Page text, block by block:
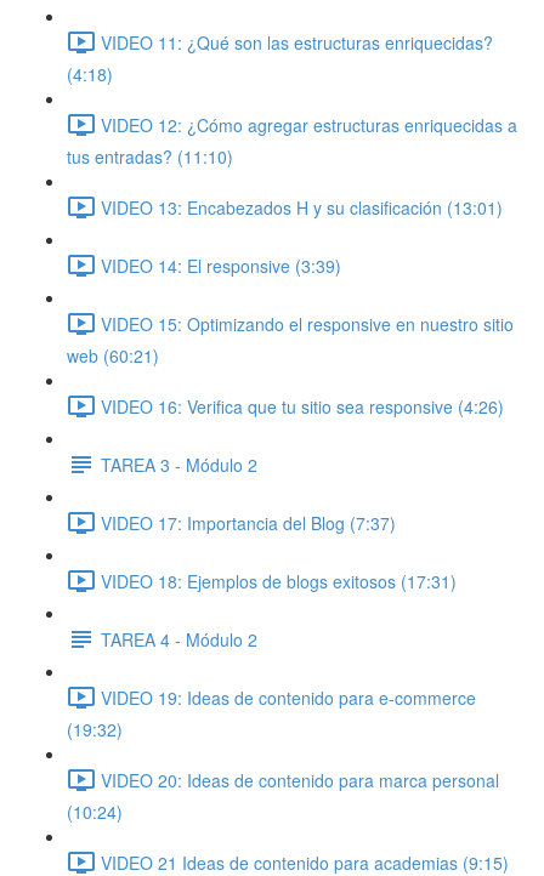
VIDEO 11: ¿Qué son las estructuras enriquecidas?
(4:18)
VIDEO 12: ¿Cómo agregar estructuras enriquecidas a
tus entradas? (11:10)
VIDEO 13: Encabezados H y su clasificación (13:01)
VIDEO 14: El responsive (3:39)
VIDEO 15: Optimizando el responsive en nuestro sitio
web (60:21)
VIDEO 16: Verifica que tu sitio sea responsive (4:26)
TAREA 3 - Módulo 2
VIDEO 17: Importancia del Blog (7:37)
VIDEO 18: Ejemplos de blogs exitosos (17:31)
TAREA 4 - Módulo 2
VIDEO 19: Ideas de contenido para e-commerce
(19:32)
VIDEO 20: Ideas de contenido para marca personal
(10:24)
VIDEO 21 Ideas de contenido para academias (9:15)